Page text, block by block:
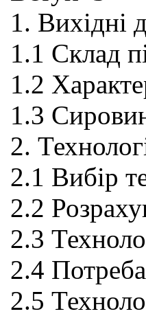
1. Вихідні
1.1 Склад
1.2
1.3
2.
2.1 Вибір
2.2
2.3
2.4
2.5